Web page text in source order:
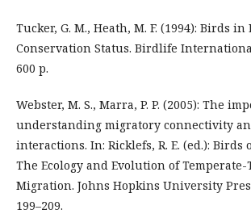
Tucker, G. M., Heath, M. F. (1994): Birds
Conservation Status. Birdlife
600 p.
Webster, M. S., Marra, P. P. (2005): The
understanding migratory connectivity
interactions. In: Ricklefs, R. E. (ed.): Birds
The Ecology and Evolution of
Migration. Johns Hopkins University
199–209.